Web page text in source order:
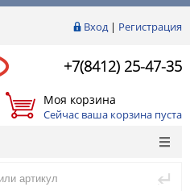
Вход| Регистрация
+7(8412) 25-47-35
Моя корзина
Сейчас ваша корзина пуста